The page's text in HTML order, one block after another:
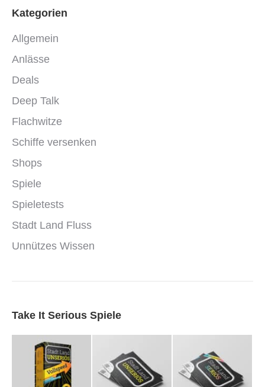
Kategorien
Allgemein
Anlässe
Deals
Deep Talk
Flachwitze
Schiffe versenken
Shops
Spiele
Spieletests
Stadt Land Fluss
Unnützes Wissen
Take It Serious Spiele